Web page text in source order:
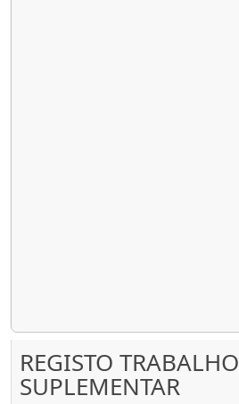
REGISTO TRABALHO
SUPLEMENTAR